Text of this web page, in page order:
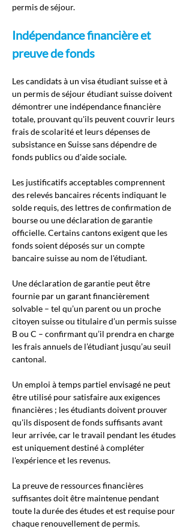
permis de séjour.
Indépendance financière et
preuve de fonds
Les candidats à un visa étudiant suisse et à
un permis de séjour étudiant suisse doivent
démontrer une indépendance financière
totale, prouvant qu'ils peuvent couvrir leurs
frais de scolarité et leurs dépenses de
subsistance en Suisse sans dépendre de
fonds publics ou d'aide sociale.
Les justificatifs acceptables comprennent
des relevés bancaires récents indiquant le
solde requis, des lettres de confirmation de
bourse ou une déclaration de garantie
officielle. Certains cantons exigent que les
fonds soient déposés sur un compte
bancaire suisse au nom de l'étudiant.
Une déclaration de garantie peut être
fournie par un garant financièrement
solvable – tel qu’un parent ou un proche
citoyen suisse ou titulaire d’un permis suisse
B ou C – confirmant qu’il prendra en charge
les frais annuels de l’étudiant jusqu’au seuil
cantonal.
Un emploi à temps partiel envisagé ne peut
être utilisé pour satisfaire aux exigences
financières ; les étudiants doivent prouver
qu'ils disposent de fonds suffisants avant
leur arrivée, car le travail pendant les études
est uniquement destiné à compléter
l'expérience et les revenus.
La preuve de ressources financières
suffisantes doit être maintenue pendant
toute la durée des études et est requise pour
chaque renouvellement de permis.